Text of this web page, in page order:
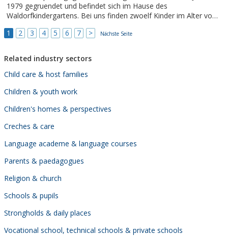
1979 gegruendet und befindet sich im Hause des
Waldorfkindergartens. Bei uns finden zwoelf Kinder im Alter von
Aufnahme.
1 2 3 4 5 6 7 > Nächste Seite
Related industry sectors
Child care & host families
Children & youth work
Children's homes & perspectives
Creches & care
Language academe & language courses
Parents & paedagogues
Religion & church
Schools & pupils
Strongholds & daily places
Vocational school, technical schools & private schools